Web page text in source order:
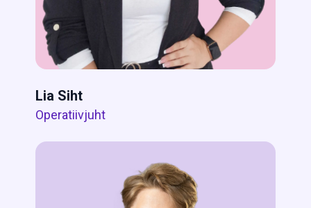
Lia Siht
Operatiivjuht